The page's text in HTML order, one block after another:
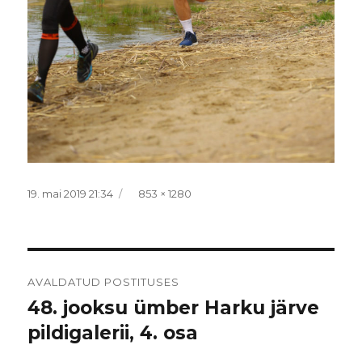
Postitatud
19. mai 2019 21:34 Täissuurus
853 × 1280
AVALDATUD POSTITUSES
48. jooksu ümber Harku järve
pildigalerii, 4. osa